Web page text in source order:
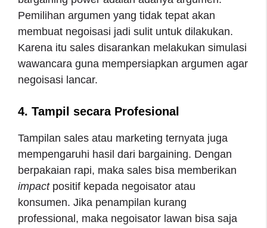
Pemilihan argumen yang tidak tepat akan
membuat negoisasi jadi sulit untuk dilakukan.
Karena itu sales disarankan melakukan simulasi
wawancara guna mempersiapkan argumen agar
negoisasi lancar.
4. Tampil secara Profesional
Tampilan sales atau marketing ternyata juga
mempengaruhi hasil dari bargaining. Dengan
berpakaian rapi, maka sales bisa memberikan
impact positif kepada negoisator atau
konsumen. Jika penampilan kurang
professional, maka negoisator lawan bisa saja